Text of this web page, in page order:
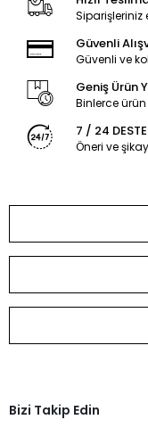
Siparişleriniz
Güvenli
Güvenli ve
Geniş Ürün
Binlerce
7 / 24
Öneri ve
Bizi Takip Edin